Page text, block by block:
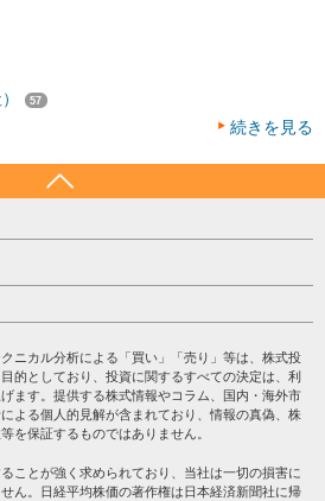
57
続きを見る
ニカル分析による「買い」「売り」等は、株式投
的としており、投資に関するすべての決定は、利
ます。提供する株式情報やコラム、国内・海外市
よる個人的見解が含まれており、情報の真偽、株
を保証するものではありません。
ことが強く求められており、当社は一切の損害に
ん。日経平均株価の著作権は日本経済新聞社に帰